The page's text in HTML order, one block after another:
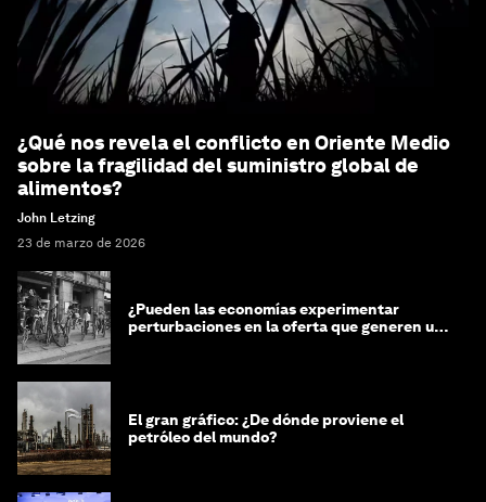
¿Qué nos revela el conflicto en Oriente Medio
sobre la fragilidad del suministro global de
alimentos?
John Letzing
23 de marzo de 2026
¿Pueden las economías experimentar
perturbaciones en la oferta que generen un
El gran gráfico: ¿De dónde proviene el
petróleo del mundo?